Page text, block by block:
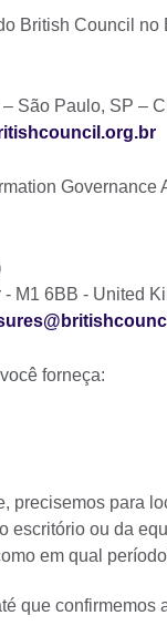
British Council no
São Paulo, SP –
Governance
M1 6BB - United
forneça:
precisemos para
escritório ou da
em qual
que confirmemos